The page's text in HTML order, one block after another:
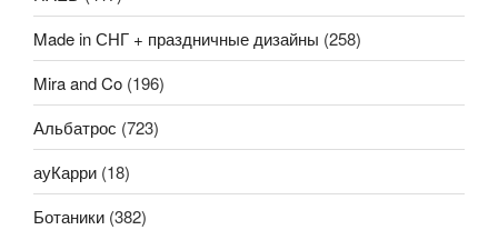
Made in СНГ + праздничные дизайны (258)
Mira and Co (196)
Альбатрос (723)
ауКарри (18)
Ботаники (382)